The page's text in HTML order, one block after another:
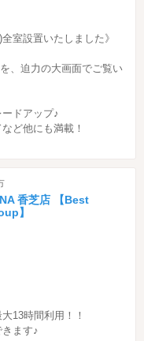
設置いたしました》
、迫力の大画面でご覧い
ドアップ♪
ど他にも満載！
香芝店 【Best
】
13時間利用！！
ます♪